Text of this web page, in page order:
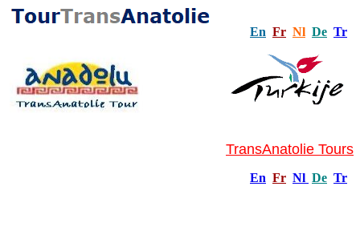
En Fr Nl De Tr
TransAnatolie Tours
En Fr Nl De Tr